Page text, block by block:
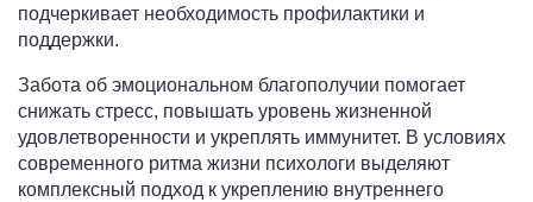
подчеркивает необходимость профилактики и
поддержки.
Забота об эмоциональном благополучии помогает
снижать стресс, повышать уровень жизненной
удовлетворенности и укреплять иммунитет. В условиях
современного ритма жизни психологи выделяют
комплексный подход к укреплению внутреннего